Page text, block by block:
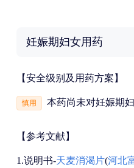
妊娠期妇女用药
【安全级别及用药方案】
慎用 本药尚未对妊娠期
【参考文献】
1.说明书-天麦消渴片(河北